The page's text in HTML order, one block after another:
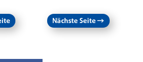
Nächste Seite→